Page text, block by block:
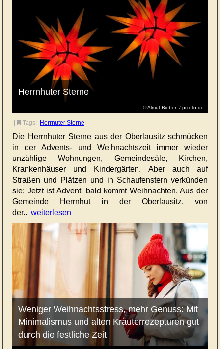
© Almut Bieber /pixelio.de
Herrnhuter Sterne
| Tags: Herrnuter Sterne
Die Herrnhuter Sterne aus der Oberlausitz schmücken
in der Advents- und Weihnachtszeit immer wieder
unzählige Wohnungen, Gemeindesäle, Kirchen,
Krankenhäuser und Kindergärten. Aber auch auf
Straßen und Plätzen und in Schaufenstern verkünden
sie: Jetzt ist Advent, bald kommt Weihnachten. Aus der
Gemeinde Herrnhut in der Oberlausitz, von
der... weiterlesen
Weniger Weihnachtsstress, mehr Genuss: Mit
Minimalismus und alten Kräuterrezepturen gut
durch die festliche Zeit